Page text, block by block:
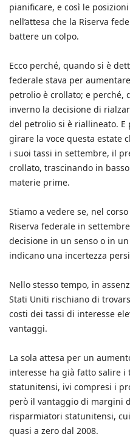
pianificare, e così le
nell’attesa che la Riserva
battere un colpo.
Ecco perché, quando si è
federale stava per
petrolio è crollato; e perché,
inverno la decisione di
del petrolio si è riallineato. E
girare la voce questa estate
i suoi tassi in settembre, il
crollato, trascinando in
materie prime.
Stiamo a vedere se, nel
Riserva federale in
decisione in un senso o in
indicano una incertezza
Nello stesso tempo, in
Stati Uniti rischiano di
costi dei tassi di interesse
vantaggi.
La sola attesa per un
interesse ha già fatto salire
statunitensi, ivi compresi i
però il vantaggio di margini
risparmiatori statunitensi,
quasi a zero dal 2008.